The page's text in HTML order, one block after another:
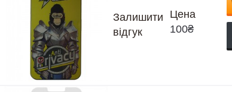
Залишити
відгук
Цена
100₴